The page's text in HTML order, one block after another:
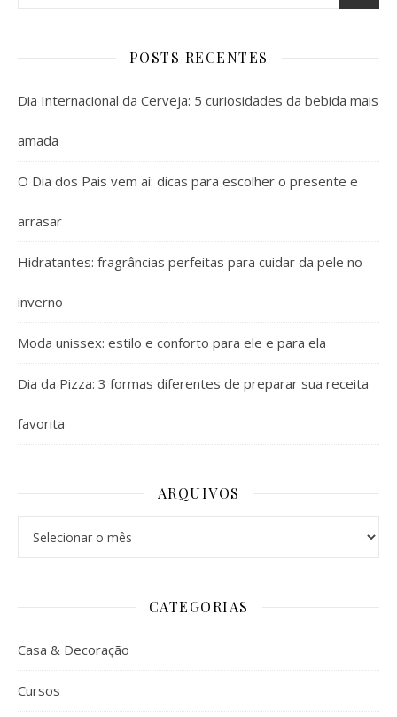
POSTS RECENTES
Dia Internacional da Cerveja: 5 curiosidades da bebida mais
amada
O Dia dos Pais vem aí: dicas para escolher o presente e
arrasar
Hidratantes: fragrâncias perfeitas para cuidar da pele no
inverno
Moda unissex: estilo e conforto para ele e para ela
Dia da Pizza: 3 formas diferentes de preparar sua receita
favorita
ARQUIVOS
CATEGORIAS
Casa & Decoração
Cursos